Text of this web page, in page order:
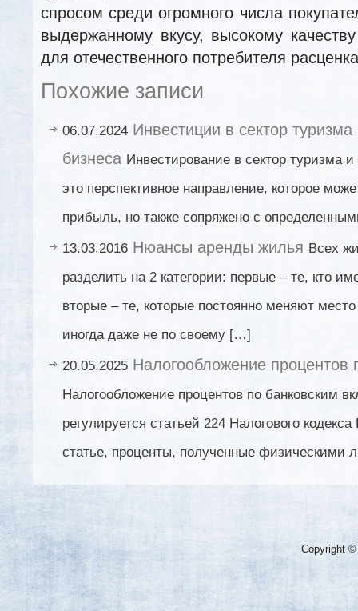
спросом среди огромного числа
выдержанному вкусу, высокому
для отечественного потребителя
Похожие записи
06.07.2024 Инвестиции в сектор туризма
бизнеса Инвестирование в сектор туризма и
это перспективное направление, которое
прибыль, но также сопряжено с
13.03.2016 Нюансы аренды жилья Всех
разделить на 2 категории: первые – те, кто
вторые – те, которые постоянно меняют
иногда даже не по своему […]
20.05.2025 Налогообложение процентов
Налогообложение процентов по банковским
регулируется статьей 224 Налогового
статье, проценты, полученные физическими
Copyright ©